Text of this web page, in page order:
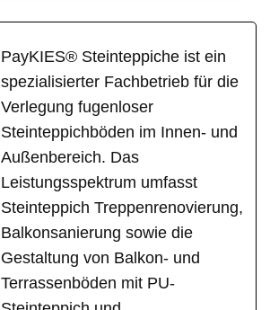
PayKIES® Steinteppiche ist ein
spezialisierter Fachbetrieb für die
Verlegung fugenloser
Steinteppichböden im Innen- und
Außenbereich. Das
Leistungsspektrum umfasst
Steinteppich Treppenrenovierung,
Balkonsanierung sowie die
Gestaltung von Balkon- und
Terrassenböden mit PU-